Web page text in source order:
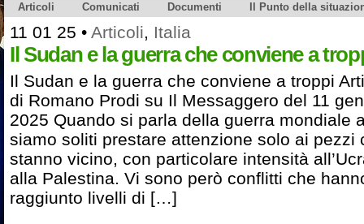
Articoli Comunicati Documenti Il Punto della
11 01 25 • Articoli, Italia
Il Sudan e la guerra che conviene a
Il Sudan e la guerra che conviene a troppi
di Romano Prodi su Il Messaggero del 11
2025 Quando si parla della guerra mondiale
siamo soliti prestare attenzione solo ai pezzi
stanno vicino, con particolare intensità
alla Palestina. Vi sono però conflitti che
raggiunto livelli di […]